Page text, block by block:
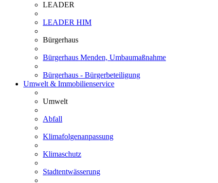
LEADER
LEADER HIM
Bürgerhaus
Bürgerhaus Menden, Umbaumaßnahme
Bürgerhaus - Bürgerbeteiligung
Umwelt & Immobilienservice
Umwelt
Abfall
Klimafolgenanpassung
Klimaschutz
Stadtentwässerung